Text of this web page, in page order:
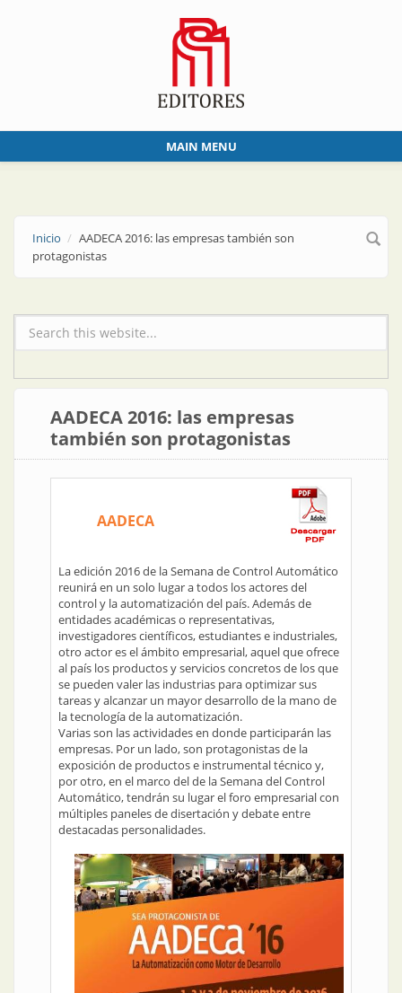
MAIN MENU
Inicio
AADECA 2016: las empresas también son
protagonistas
Formulario de búsqueda
AADECA 2016: las empresas
también son protagonistas
AADECA
La edición 2016 de la Semana de Control Automático
reunirá en un solo lugar a todos los actores del
control y la automatización del país. Además de
entidades académicas o representativas,
investigadores científicos, estudiantes e industriales,
otro actor es el ámbito empresarial, aquel que ofrece
al país los productos y servicios concretos de los que
se pueden valer las industrias para optimizar sus
tareas y alcanzar un mayor desarrollo de la mano de
la tecnología de la automatización.
Varias son las actividades en donde participarán las
empresas. Por un lado, son protagonistas de la
exposición de productos e instrumental técnico y,
por otro, en el marco del de la Semana del Control
Automático, tendrán su lugar el foro empresarial con
múltiples paneles de disertación y debate entre
destacadas personalidades.